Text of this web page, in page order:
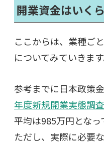
開業資金はいく
ここからは、業種ご
についてみていきます
参考までに日本政策
年度新規開業実態調査
平均は985万円となっ
ただし、実際に必要